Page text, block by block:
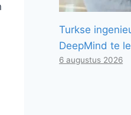
Turkse
DeepMind te
6 augustus 2026